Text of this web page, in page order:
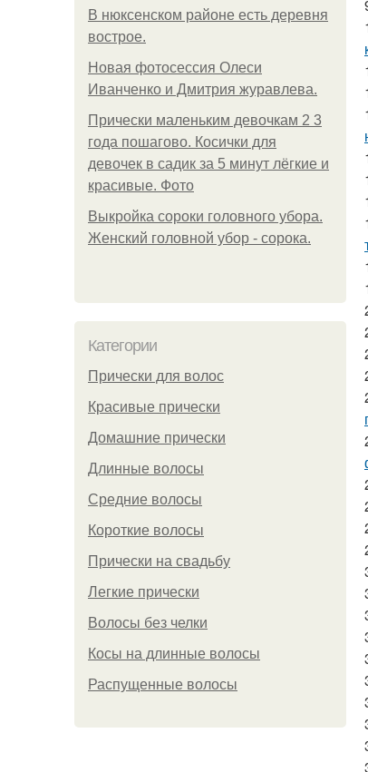
В нюксенском районе есть деревня
вострое.
Новая фотосессия Олеси
Иванченко и Дмитрия журавлева.
Прически маленьким девочкам 2 3
года пошагово. Косички для
девочек в садик за 5 минут лёгкие и
красивые. Фото
Выкройка сороки головного убора.
Женский головной убор - сорока.
Категории
Прически для волос
Красивые прически
Домашние прически
Длинные волосы
Средние волосы
Короткие волосы
Прически на свадьбу
Легкие прически
Волосы без челки
Косы на длинные волосы
Распущенные волосы